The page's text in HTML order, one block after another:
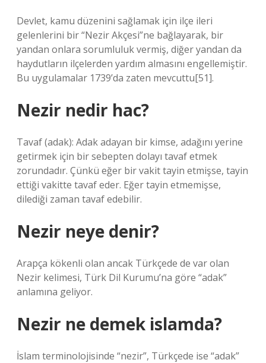
Devlet, kamu düzenini sağlamak için ilçe ileri
gelenlerini bir “Nezir Akçesi”ne bağlayarak, bir
yandan onlara sorumluluk vermiş, diğer yandan da
haydutların ilçelerden yardım almasını engellemiştir.
Bu uygulamalar 1739’da zaten mevcuttu[51].
Nezir nedir hac?
Tavaf (adak): Adak adayan bir kimse, adağını yerine
getirmek için bir sebepten dolayı tavaf etmek
zorundadır. Çünkü eğer bir vakit tayin etmişse, tayin
ettiği vakitte tavaf eder. Eğer tayin etmemişse,
dilediği zaman tavaf edebilir.
Nezir neye denir?
Arapça kökenli olan ancak Türkçede de var olan
Nezir kelimesi, Türk Dil Kurumu’na göre “adak”
anlamına geliyor.
Nezir ne demek islamda?
İslam terminolojisinde “nezir”, Türkçede ise “adak”